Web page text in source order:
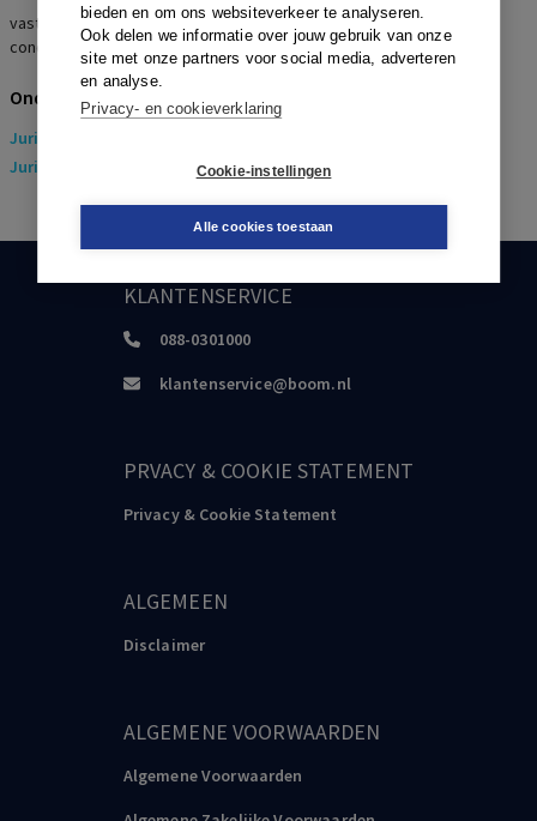
bieden en om ons websiteverkeer te analyseren.
Ook delen we informatie over jouw gebruik van onze
site met onze partners voor social media, adverteren
en analyse.
Privacy- en cookieverklaring
Cookie-instellingen
Alle cookies toestaan
vaststellingsovereenkomst, dwaling, bonusregeling, good leaver,
concurrentie
Onderwerpen
Juridisch
Juridisch
> Sociaal Zekerheidsrecht
KLANTENSERVICE
088-0301000
klantenservice@boom.nl
PRVACY & COOKIE STATEMENT
Privacy & Cookie Statement
ALGEMEEN
Disclaimer
ALGEMENE VOORWAARDEN
Algemene Voorwaarden